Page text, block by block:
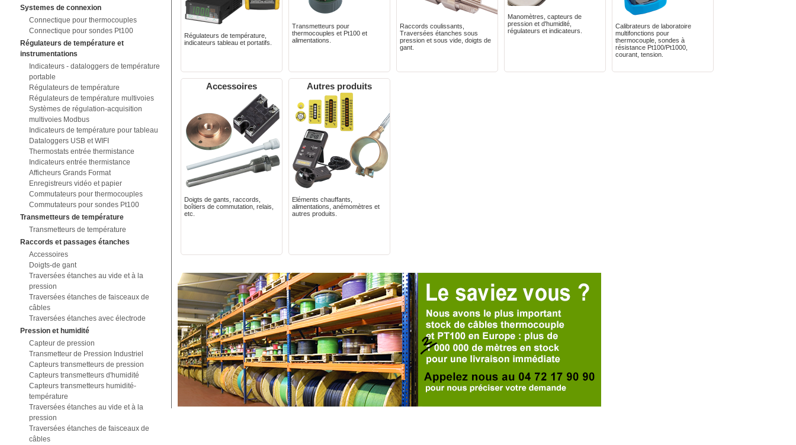
Systemes de connexion
Connectique pour thermocouples
Connectique pour sondes Pt100
Régulateurs de température et
instrumentations
Indicateurs - dataloggers de température
portable
Régulateurs de température
Régulateurs de température multivoies
Systèmes de régulation-acquisition
multivoies Modbus
Indicateurs de température pour tableau
Dataloggers USB et WIFI
Thermostats entrée thermistance
Indicateurs entrée thermistance
Afficheurs Grands Format
Enregistreurs vidéo et papier
Commutateurs pour thermocouples
Commutateurs pour sondes Pt100
Transmetteurs de température
Transmetteurs de température
Raccords et passages étanches
Accessoires
Doigts-de gant
Traversées étanches au vide et à la
pression
Traversées étanches de faisceaux de
câbles
Traversées étanches avec électrode
Pression et humidité
Capteur de pression
Transmetteur de Pression Industriel
Capteurs transmetteurs de pression
Capteurs transmetteurs d'humidité
Capteurs transmetteurs humidité-
température
Traversées étanches au vide et à la
pression
Traversées étanches de faisceaux de
câbles
Régulateurs de température,
indicateurs tableau et portatifs.
Transmetteurs pour
thermocouples et Pt100 et
alimentations.
Raccords coulissants,
Traversées étanches sous
pression et sous vide, doigts de
gant.
Manomètres, capteurs de
pression et d'humidité,
régulateurs et indicateurs.
Calibrateurs de laboratoire
multifonctions pour
thermocouple, sondes à
résistance Pt100/Pt1000,
courant, tension.
Accessoires
Doigts de gants, raccords,
boîtiers de commutation, relais,
etc.
Autres produits
Eléments chauffants,
alimentations, anémomètres et
autres produits.